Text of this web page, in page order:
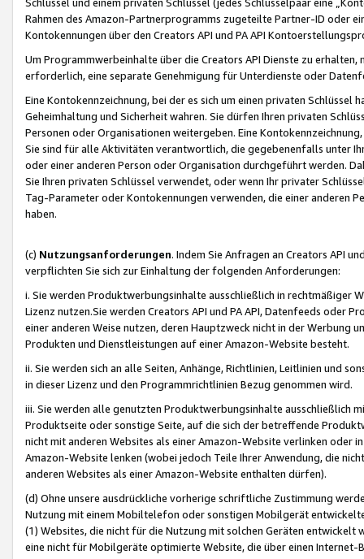
Rahmen des Amazon-Partnerprogramms zugeteilte Partner-ID oder
Kontokennungen über den Creators API und PA API
Um Programmwerbeinhalte über die Creators API Dienste zu
erforderlich, eine separate Genehmigung für Unterdienste oder
Eine Kontokennzeichnung, bei der es sich um einen privaten
Geheimhaltung und Sicherheit wahren. Sie dürfen Ihren privaten
Personen oder Organisationen weitergeben. Eine
Sie sind für alle Aktivitäten verantwortlich, die gegebenenfalls unter
oder einer anderen Person oder Organisation durchgeführt werden.
Sie Ihren privaten Schlüssel verwendet, oder wenn Ihr privater
Tag-Parameter oder Kontokennungen verwenden, die einer anderen
haben.
(c) Nutzungsanforderungen. Indem Sie Anfragen an Creators API
verpflichten Sie sich zur Einhaltung der folgenden Anforderungen:
i. Sie werden Produktwerbungsinhalte ausschließlich in rechtmäßiger
Lizenz nutzen.Sie werden Creators API und PA API, Datenfeeds oder
einer anderen Weise nutzen, deren Hauptzweck nicht in der Werbung
Produkten und Dienstleistungen auf einer Amazon-Website besteht.
ii. Sie werden sich an alle Seiten, Anhänge, Richtlinien, Leitlinien und
in dieser Lizenz und den Programmrichtlinien Bezug genommen wird.
iii. Sie werden alle genutzten Produktwerbungsinhalte ausschließlich
Produktseite oder sonstige Seite, auf die sich der betreffende
nicht mit anderen Websites als einer Amazon-Website verlinken oder
Amazon-Website lenken (wobei jedoch Teile Ihrer Anwendung, die
anderen Websites als einer Amazon-Website enthalten dürfen).
(d) Ohne unsere ausdrückliche vorherige schriftliche Zustimmung
Nutzung mit einem Mobiltelefon oder sonstigen Mobilgerät
(1) Websites, die nicht für die Nutzung mit solchen Geräten
eine nicht für Mobilgeräte optimierte Website, die über einen